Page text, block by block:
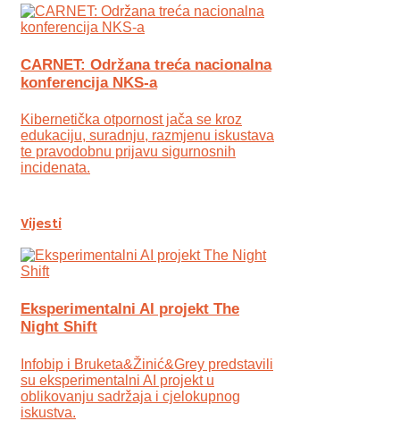
CARNET: Održana treća nacionalna
konferencija NKS-a
Kibernetička otpornost jača se kroz
edukaciju, suradnju, razmjenu iskustava
te pravodobnu prijavu sigurnosnih
incidenata.
Vijesti
Eksperimentalni AI projekt The
Night Shift
Infobip i Bruketa&Žinić&Grey predstavili
su eksperimentalni AI projekt u
oblikovanju sadržaja i cjelokupnog
iskustva.